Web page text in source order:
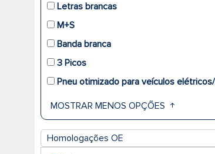
Letras brancas
M+S
Banda branca
3 Picos
Pneu otimizado para veículos
MOSTRAR MENOS OPÇÕES
Homologações OE